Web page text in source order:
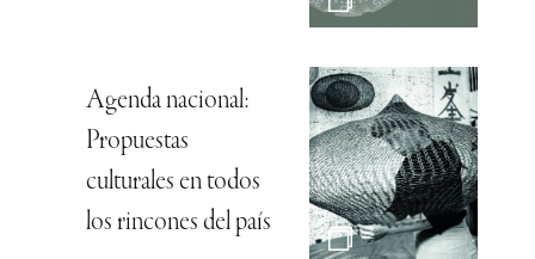
Agenda nacional:
Propuestas
culturales en todos
los rincones del país